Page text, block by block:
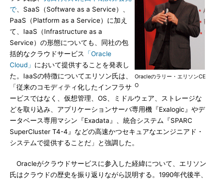
Oracleのラリー・エリソンCE
O
で 、SaaS（Software as a Service）、
PaaS（Platform as a Service）に加え
て、IaaS（Infrastructure as a
Service）の形態についても、同社の包
括的なクラウドサービス
「Oracle
Cloud」 において提供することを発表し
た。IaaSの特徴についてエリソン氏は、
「従来のコモディティ化したインフラサ
ービスではなく、仮想管理、OS、ミドルウェア、ストレージな
どを取り込み、アプリケーションサーバ専用機『Exalogic』やデ
ータベース専用マシン『Exadata』、統合システム『SPARC
SuperCluster T4-4』などの高速かつセキュアなエンジニアド・
システムで提供することだ」と強調した。
Oracleがクラウドサービスに参入した経緯について、エリソン
氏はクラウドの歴史を振り返りながら説明する。1990年代後半、